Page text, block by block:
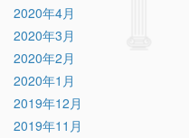
2020年4月
2020年3月
2020年2月
2020年1月
2019年12月
2019年11月